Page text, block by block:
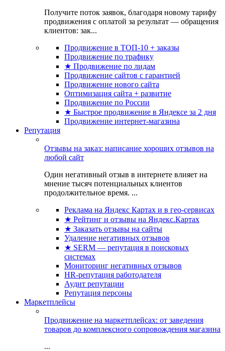
Получите поток заявок, благодаря новому тарифу
продвижения с оплатой за результат — обращения
клиентов: зак...
Продвижение в ТОП-10 + заказы
Продвижение по трафику
★ Продвижение по лидам
Продвижение сайтов с гарантией
Продвижение нового сайта
Оптимизация сайта + развитие
Продвижение по России
★ Быстрое продвижение в Яндексе за 2 дня
Продвижение интернет-магазина
Репутация
Отзывы на заказ: написание хороших отзывов на
любой сайт
Один негативный отзыв в интернете влияет на
мнение тысяч потенциальных клиентов
продолжительное время. ...
Реклама на Яндекс Картах и в гео-сервисах
★ Рейтинг и отзывы на Яндекс.Картах
★ Заказать отзывы на сайты
Удаление негативных отзывов
★ SERM — репутация в поисковых
системах
Мониторинг негативных отзывов
HR-репутация работодателя
Аудит репутации
Репутация персоны
Маркетплейсы
Продвижение на маркетплейсах: от заведения
товаров до комплексного сопровождения магазина
...